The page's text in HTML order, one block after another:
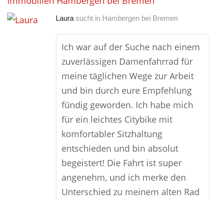
Laura sucht in Hambergen bei Bremen
Ich war auf der Suche nach einem
zuverlässigen Damenfahrrad für
meine täglichen Wege zur Arbeit
und bin durch eure Empfehlung
fündig geworden. Ich habe mich
für ein leichtes Citybike mit
komfortabler Sitzhaltung
entschieden und bin absolut
begeistert! Die Fahrt ist super
angenehm, und ich merke den
Unterschied zu meinem alten Rad